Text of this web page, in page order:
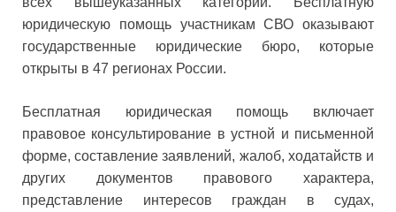
юридическую помощь участникам СВО оказывают
государственные юридические бюро, которые
открыты в 47 регионах России.
Бесплатная юридическая помощь включает
правовое консультирование в устной и письменной
форме, составление заявлений, жалоб, ходатайств и
других документов правового характера,
представление интересов граждан в судах,